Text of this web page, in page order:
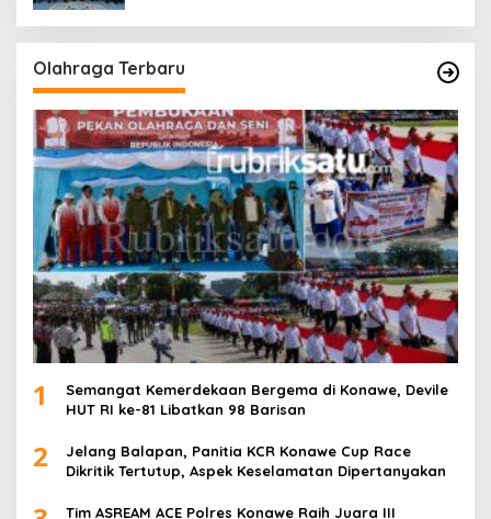
Olahraga Terbaru
1
Semangat Kemerdekaan Bergema di Konawe, Devile
HUT RI ke-81 Libatkan 98 Barisan
2
Jelang Balapan, Panitia KCR Konawe Cup Race
Dikritik Tertutup, Aspek Keselamatan Dipertanyakan
Tim ASREAM ACE Polres Konawe Raih Juara III